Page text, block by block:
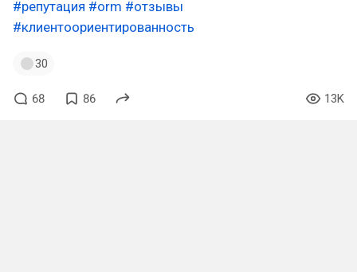
#репутация #orm #отзывы
#клиентоориентированность
30
68 86 13K